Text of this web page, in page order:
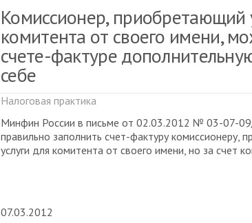
Комиссионер, приобретающий
комитента от своего имени,
счете-фактуре
себе
Налоговая практика
Минфин России в письме от 02.03.2012 № 03-07-09/
правильно заполнить счет-фактуру комиссионеру,
услуги для комитента от своего имени, но за счет
07.03.2012